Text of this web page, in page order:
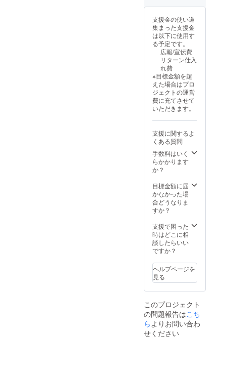
荷時期
が遅れ
る場合
があり
ます
イズに
て3,000
円程の
中継料
追加が
別途必
要とな
ります)
※ご注文
状況、
使用部
材の供
給状
況、製
造工程
上の都
合等に
より出
荷時期
が遅れ
ます
材の供
給状
況、製
造工程
上の都
合等に
より出
荷時期
が遅れ
る場合
があり
ます
確認後
に料金
をご案
内しま
す-額な
しの場
合：ヤ
マト運
輸80サ
イズに
て1,200
円程の
中継料
追加が
別途必
要とな
ります)
※ご注文
状況、
使用部
況、製
造工程
上の都
荷時期
が遅れ
る場合
があり
材質：
アルミ
＋ PET
フィル
ム ・質
量：約
900g ・
生産：
日本 ※
額装し
てお届
けいた
します
※ ポス
ターを
収納す
るハー
ドケー
スは付
ん ※国
内配送
のみと
届け日
は「お
届け予
定」月
です ※
送料込
の価格
です ※
島へは
別途中
継料が
必要で
す(注文
x728m
紙：印
刷用特
殊紙
195gs
m ・印
刷：オ
ト印刷
・生
産：日
本 額仕
様 ・寸
法：735
529mm
・額
色：白
or 黒 ・
材質：
＋ PET
フィル
ム ・質
量：約
生産：
日本 ※
額装し
てお届
します
※ ポス
ターを
丸めて
るハー
ドケー
スは付
属いた
しませ
支援金の使い道
集まった支援金
は以下に使用す
る予定です。
広報/宣伝費
リターン仕入
れ費
※目標金額を超
えた場合はプロ
ジェクトの運営
費に充てさせて
いただきます。
支援に関するよ
くある質問
手数料はいく
らかかります
か？
目標金額に届
かなかった場
合どうなりま
すか？
支援で困った
時はどこに相
談したらいい
ですか？
ヘルプページを
見る
このプロジェクト
の問題報告はこち
ら よりお問い合わ
せください